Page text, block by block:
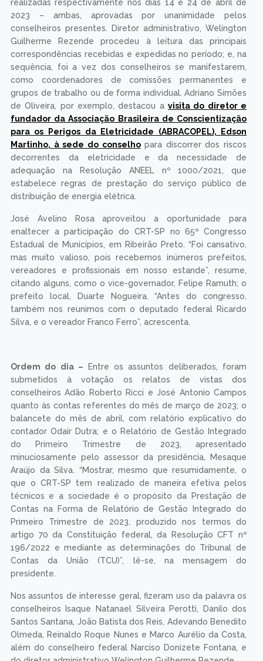
realizadas respectivamente nos dias 14 e 24 de abril de
2023 – ambas, aprovadas por unanimidade pelos
conselheiros presentes. Diretor administrativo, Welington
Guilherme Rezende procedeu à leitura das principais
correspondências recebidas e expedidas no período; e, na
sequência, foi a vez dos conselheiros se manifestarem,
como coordenadores de comissões permanentes e
grupos de trabalho ou de forma individual. Adriano Simões
de Oliveira, por exemplo, destacou a visita do diretor e
fundador da Associação Brasileira de Conscientização
para os Perigos da Eletricidade (ABRACOPEL), Edson
Martinho, à sede do conselho para discorrer dos riscos
decorrentes da eletricidade e da necessidade de
adequação na Resolução ANEEL nº 1000/2021, que
estabelece regras de prestação do serviço público de
distribuição de energia elétrica.
José Avelino Rosa aproveitou a oportunidade para
enaltecer a participação do CRT-SP no 65º Congresso
Estadual de Municípios, em Ribeirão Preto. “Foi cansativo,
mas muito valioso, pois recebemos inúmeros prefeitos,
vereadores e profissionais em nosso estande”, resume,
citando alguns, como o vice-governador, Felipe Ramuth; o
prefeito local, Duarte Nogueira. “Antes do congresso,
também nos reunimos com o deputado federal Ricardo
Silva, e o vereador Franco Ferro”, acrescenta.
Ordem do dia –
Entre os assuntos deliberados, foram
submetidos à votação os relatos de vistas dos
conselheiros Adão Roberto Ricci e José Antonio Campos
quanto às contas referentes do mês de março de 2023; o
balancete do mês de abril, com relatório explicativo do
contador Odair Dutra; e o Relatório de Gestão Integrado
do Primeiro Trimestre de 2023, apresentado
minuciosamente pelo assessor da presidência, Mesaque
Araújo da Silva. “Mostrar, mesmo que resumidamente, o
que o CRT-SP tem realizado de maneira efetiva pelos
técnicos e a sociedade é o propósito da Prestação de
Contas na Forma de Relatório de Gestão Integrado do
Primeiro Trimestre de 2023, produzido nos termos do
artigo 70 da Constituição federal, da Resolução CFT nº
196/2022 e mediante as determinações do Tribunal de
Contas da União (TCU)”, lê-se, na mensagem do
presidente.
Nos assuntos de interesse geral, fizeram uso da palavra os
conselheiros Isaque Natanael Silveira Perotti, Danilo dos
Santos Santana, João Batista dos Reis, Adevando Benedito
Olmeda, Reinaldo Roque Nunes e Marco Aurélio da Costa,
além do conselheiro federal Narciso Donizete Fontana, e